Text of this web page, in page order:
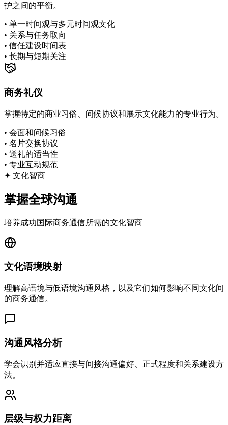
护之间的平衡。
• 单一时间观与多元时间观文化
• 关系与任务取向
•信任建设时间表
• 长期与短期关注
商务礼仪
掌握特定的商业习俗、问候协议和展示文化能力的专业行为。
• 会面和问候习俗
• 名片交换协议
• 送礼的适当性
• 专业互动规范
✦ 文化智商
掌握全球沟通
培养成功国际商务通信所需的文化智商
文化语境映射
理解高语境与低语境沟通风格，以及它们如何影响不同文化间
的商务通信。
沟通风格分析
学会识别并适应直接与间接沟通偏好、正式程度和关系建设方
法。
层级与权力距离